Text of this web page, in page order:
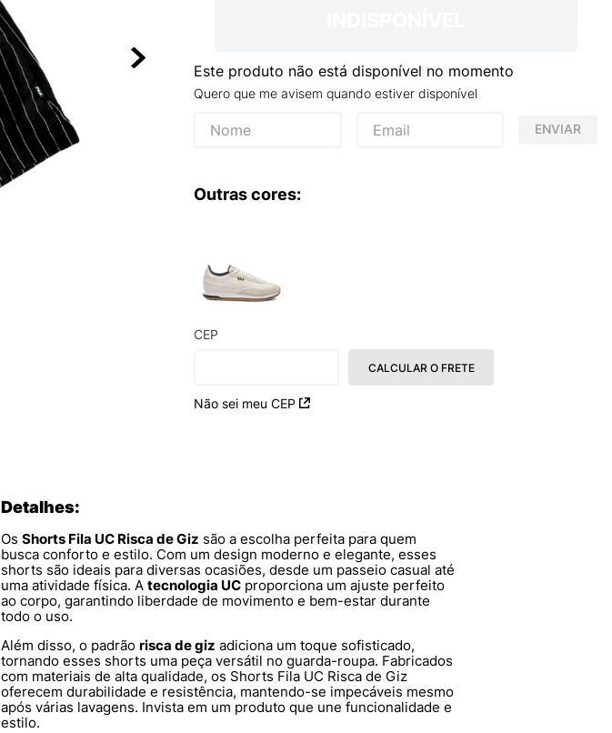
Este produto não está disponível no momento
Quero que me avisem quando estiver disponível
ENVIAR
Outras cores:
CEP
Não sei meu CEP
CALCULAR O FRETE
Detalhes:
Os Shorts Fila UC Risca de Giz são a escolha perfeita para quem
busca conforto e estilo. Com um design moderno e elegante, esses
shorts são ideais para diversas ocasiões, desde um passeio casual até
uma atividade física. A tecnologia UC proporciona um ajuste perfeito
ao corpo, garantindo liberdade de movimento e bem-estar durante
todo o uso.
Além disso, o padrão risca de giz adiciona um toque sofisticado,
tornando esses shorts uma peça versátil no guarda-roupa. Fabricados
com materiais de alta qualidade, os Shorts Fila UC Risca de Giz
oferecem durabilidade e resistência, mantendo-se impecáveis mesmo
após várias lavagens. Invista em um produto que une funcionalidade e
estilo.